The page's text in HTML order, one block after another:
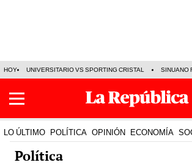
HOY UNIVERSITARIO VS SPORTING CRISTAL SINUANO
LO ÚLTIMO POLÍTICA OPINIÓN ECONOMÍA
Política